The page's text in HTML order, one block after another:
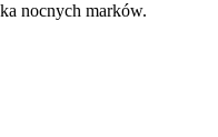
nocnych marków.